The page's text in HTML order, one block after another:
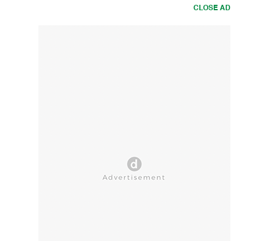
CLOSE AD